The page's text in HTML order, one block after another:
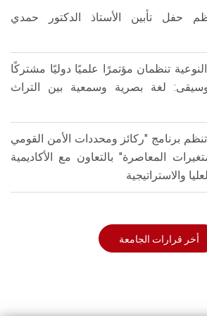
حفل تأبين الأستاذ الدكتور حمدي
النوعية تنظمان مؤتمرًا علميًا دوليًا مشتركًا
لغة بصرية وسمعية بين التراث
برنامج "ركائز ومحددات الأمن القومي
المعاصرة" بالتعاون مع الأكاديمية
والاستراتيجية
أخر قرارات الجامعة